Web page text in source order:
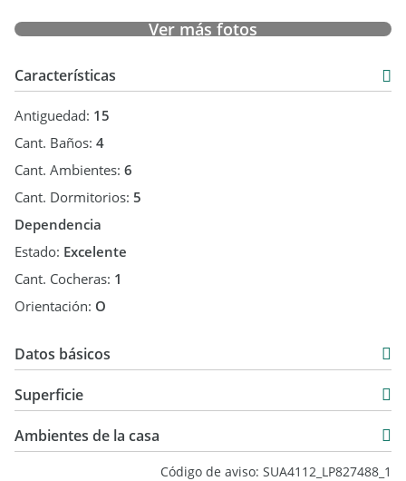
Ver más fotos
Características
Antiguedad: 15
Cant. Baños: 4
Cant. Ambientes: 6
Cant. Dormitorios: 5
Dependencia
Estado: Excelente
Cant. Cocheras: 1
Orientación: O
Datos básicos
Venta
USD 850.000
Superficie
326 m2
Ambientes de la casa
Código de aviso: SUA4112_LP827488_1